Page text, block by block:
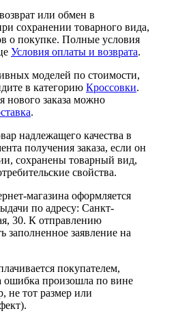
или обмен в
сохранении товарного вида,
о покупке. Полные условия
Условия оплаты и возврата.
моделей по стоимости,
в категорию Кроссовки.
нового заказа можно
.
надлежащего качества в
получения заказа, если он
сохранены товарный вид,
свойства.
магазина оформляется
по адресу: Санкт-
30. К отправлению
заполненное заявление на
покупателем,
ошибка произошла по вине
не тот размер или